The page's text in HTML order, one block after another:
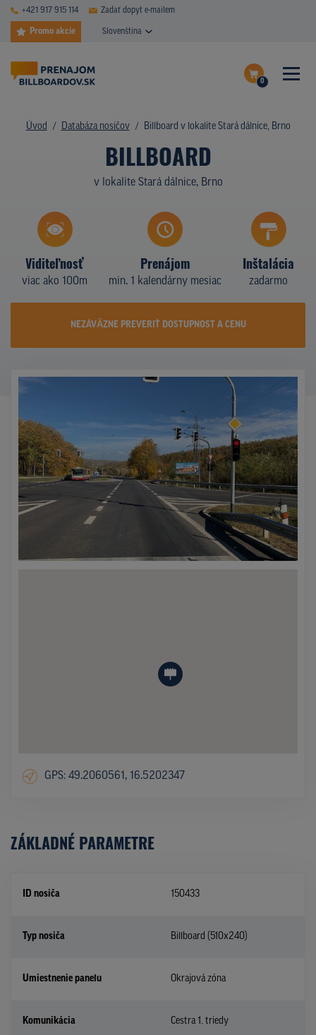
+421 917 915 114 Zadať dopyt e-mailem
Promo akcie Slovenština
0
Dokončiť dopyt
Zobraziť nosiče na mape
DATABÁZA NOSIČOV
PLOCHY V AKCII
TYPY NOSIČOV
Z PRAXE
Úvod Databáza nosičov Billboard v lokalite Stará dálnice, Brno
BILLBOARD
v lokalite Stará dálnice, Brno
Viditeľnosť
viac ako 100m
Prenájom
min. 1 kalendárny mesiac
Inštalácia
zadarmo
NEZÁVÄZNE PREVERIŤ DOSTUPNOST A CENU
GPS: 49.2060561, 16.5202347
ZÁKLADNÉ PARAMETRE
ID nosiča 150433
Typ nosiča Billboard (510x240)
Umiestnenie panelu Okrajová zóna
Komunikácia Cestra 1. triedy